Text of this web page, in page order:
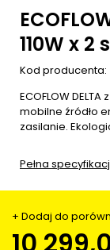
110W x 2
Kod producenta:
ECOFLOW
mobilne źródło
zasilanie.
Pełna
+ Dodaj do